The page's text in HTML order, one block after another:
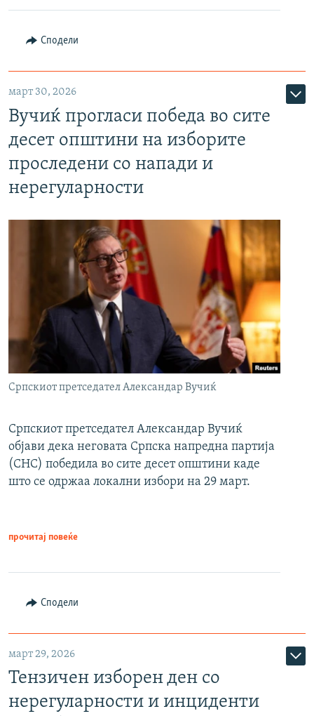
Сподели
март 30, 2026
Вучиќ прогласи победа во сите
десет општини на изборите
проследени со напади и
нерегуларности
Српскиот претседател Александар Вучиќ
Српскиот претседател Александар Вучиќ
објави дека неговата Српска напредна партија
(СНС) победила во сите десет општини каде
што се одржаа локални избори на 29 март.
прочитај повеќе
Сподели
март 29, 2026
Тензичен изборен ден со
нерегуларности и инциденти